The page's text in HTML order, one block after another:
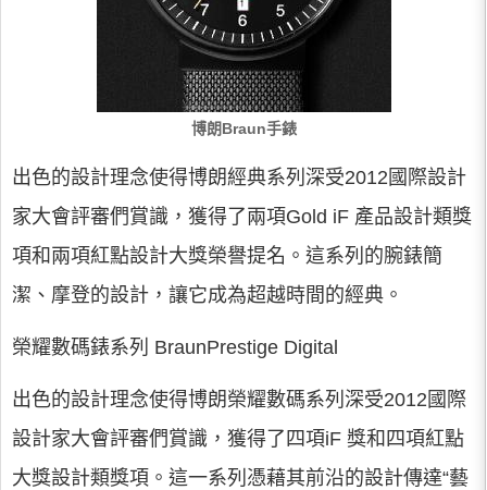
博朗Braun手錶
出色的設計理念使得博朗經典系列深受2012國際設計
家大會評審們賞識，獲得了兩項Gold iF 產品設計類獎
項和兩項紅點設計大獎榮譽提名。這系列的腕錶簡
潔、摩登的設計，讓它成為超越時間的經典。
榮耀數碼錶系列 BraunPrestige Digital
出色的設計理念使得博朗榮耀數碼系列深受2012國際
設計家大會評審們賞識，獲得了四項iF 獎和四項紅點
大獎設計類獎項。這一系列憑藉其前沿的設計傳達“藝